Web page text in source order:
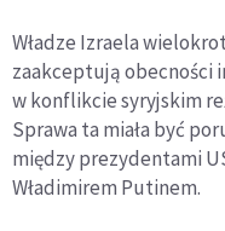
Władze Izraela
zaakceptują obecności
w konflikcie syryjskim
Sprawa ta miała być
między prezydentami
Władimirem Putinem.